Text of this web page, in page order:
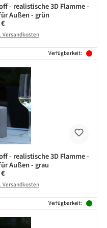
- realistische 3D Flamme -
Außen - grün
Preis:
Versandkosten
Verfügbarkeit:
- realistische 3D Flamme -
Außen - grau
Preis:
Versandkosten
Verfügbarkeit: